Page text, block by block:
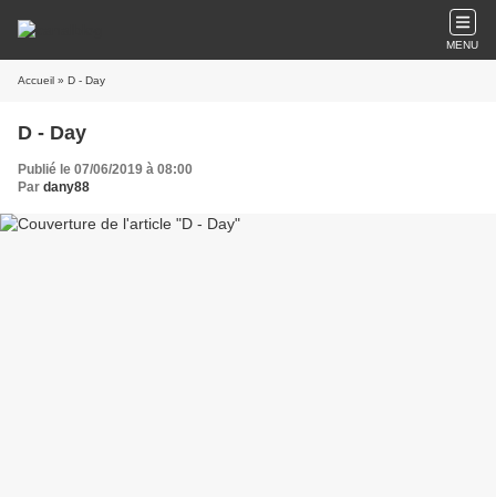
MENU
Accueil » D - Day
D - Day
Publié le 07/06/2019 à 08:00
Par dany88